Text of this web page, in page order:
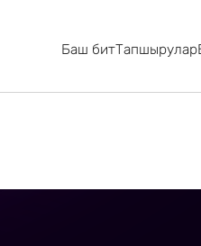
Баш битТапшырулар